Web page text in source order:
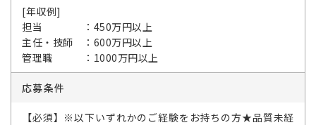
[年収例]
担当 ：450万円以上
主任・技師 ：600万円以上
管理職 ：1000万円以上
応募条件
【必須】※以下いずれかのご経験をお持ちの方★品質未経